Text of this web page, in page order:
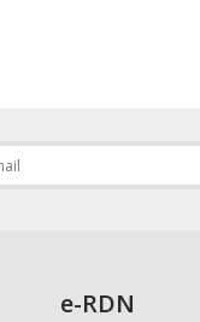
e-RDN